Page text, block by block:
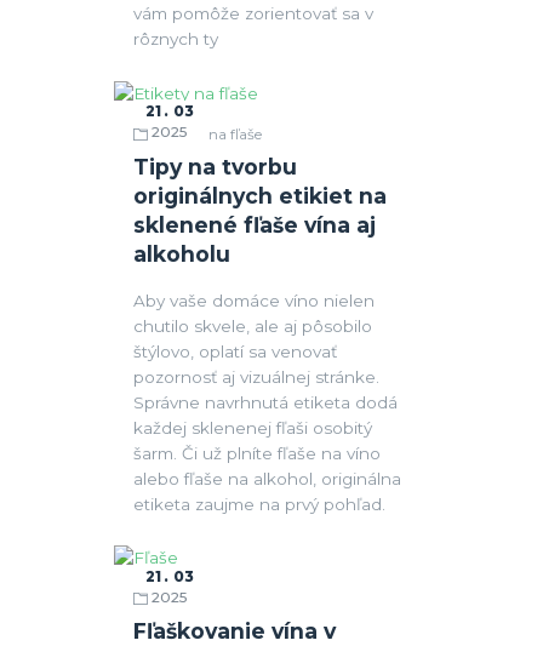
vám pomôže zorientovať sa v
rôznych ty
Tipy na tvorbu
originálnych etikiet na
sklenené fľaše vína aj
alkoholu
21
03
2025
Etikety na fľaše
Aby vaše domáce víno nielen
chutilo skvele, ale aj pôsobilo
štýlovo, oplatí sa venovať
pozornosť aj vizuálnej stránke.
Správne navrhnutá etiketa dodá
každej sklenenej fľaši osobitý
šarm. Či už plníte fľaše na víno
alebo fľaše na alkohol, originálna
etiketa zaujme na prvý pohľad.
Fľaškovanie vína v
21
03
2025
Fľaše